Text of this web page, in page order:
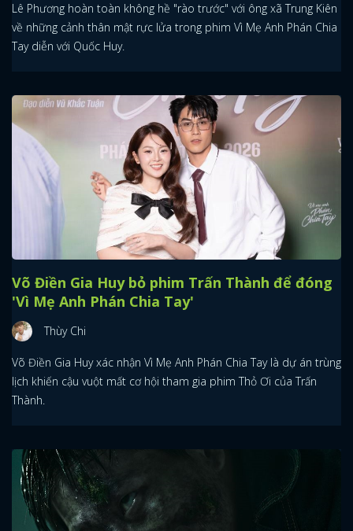
Lê Phương hoàn toàn không hề "rào trước" với ông xã Trung Kiên
về những cảnh thân mật rực lửa trong phim Vì Mẹ Anh Phán Chia
Tay diễn với Quốc Huy.
Võ Điền Gia Huy bỏ phim Trấn Thành để đóng
'Vì Mẹ Anh Phán Chia Tay'
Thùy Chi
Võ Điền Gia Huy xác nhận Vì Mẹ Anh Phán Chia Tay là dự án trùng
lịch khiến cậu vuột mất cơ hội tham gia phim Thỏ Ơi của Trấn
Thành.